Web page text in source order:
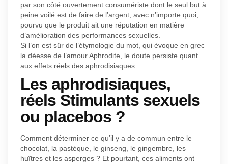
par son côté ouvertement consumériste dont le seul but à
peine voilé est de faire de l’argent, avec n’importe quoi,
pourvu que le produit ait une réputation en matière
d’amélioration des performances sexuelles.
Si l’on est sûr de l’étymologie du mot, qui évoque en grec
la déesse de l’amour Aphrodite, le doute persiste quant
aux effets réels des aphrodisiaques.
Les aphrodisiaques,
réels Stimulants sexuels
ou placebos ?
Comment déterminer ce qu’il y a de commun entre le
chocolat, la pastèque, le ginseng, le gingembre, les
huîtres et les asperges ? Et pourtant, ces aliments ont